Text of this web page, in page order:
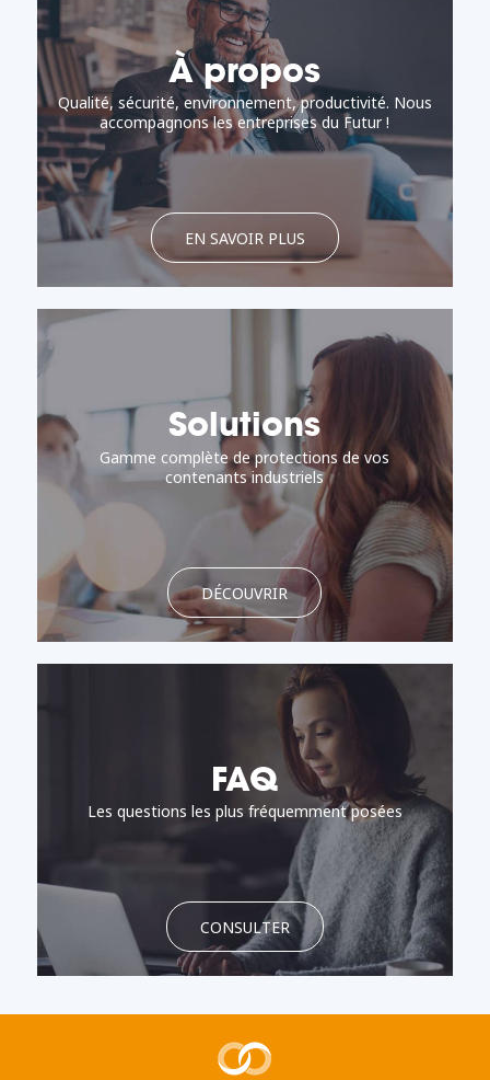
À propos
Qualité, sécurité, environnement, productivité. Nous
accompagnons les entreprises du Futur !
EN SAVOIR PLUS
Solutions
Gamme complète de protections de vos
contenants industriels
DÉCOUVRIR
FAQ
Les questions les plus fréquemment posées
CONSULTER